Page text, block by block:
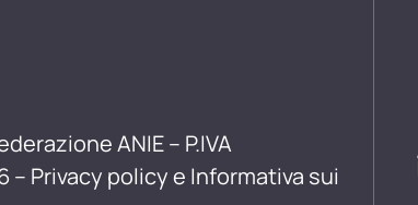
ANIE – P.IVA
– Privacy policy e Informativa sui